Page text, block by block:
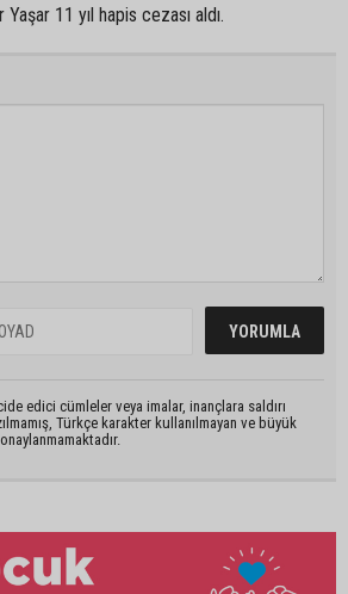
11 yıl hapis cezası aldı.
edici cümleler veya imalar, inançlara saldırı
Türkçe karakter kullanılmayan ve büyük